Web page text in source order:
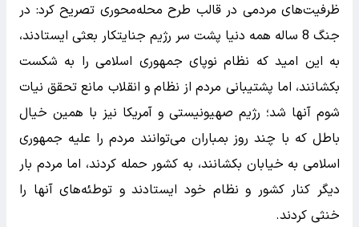
ظرفیت‌های مردمی در قالب طرح محله‌محوری تصریح کرد: در
جنگ 8 ساله همه دنیا پشت سر رژیم جنایتکار بعثی ایستادند،
به این امید که نظام نوپای جمهوری اسلامی را به شکست
بکشانند، اما پشتیبانی مردم از نظام و انقلاب مانع تحقق نیات
شوم آنها شد؛ رژیم صهیونیستی و آمریکا نیز با همین خیال
باطل که با چند روز بمباران می‌توانند مردم را علیه جمهوری
اسلامی به خیابان بکشانند، به کشور حمله کردند، اما مردم بار
دیگر کنار کشور و نظام خود ایستادند و توطئه‌های آنها را
خنثی کردند.